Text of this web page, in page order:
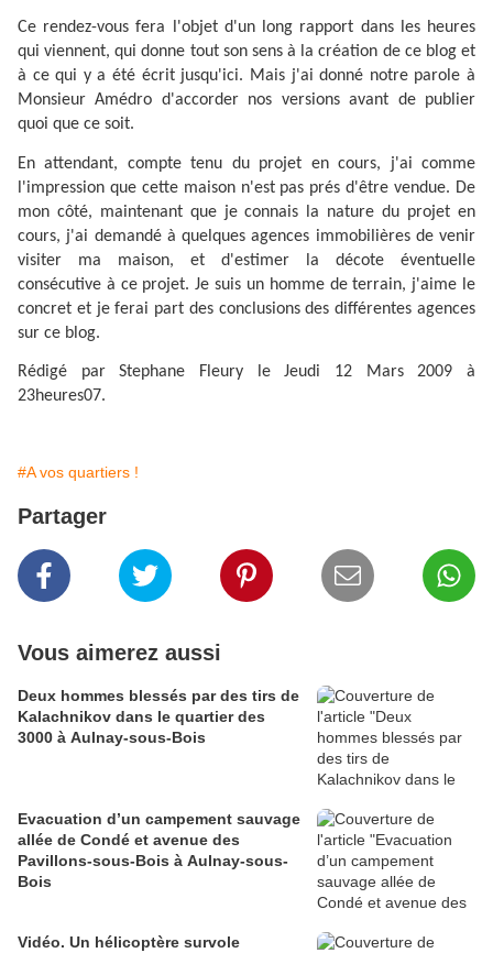
Ce rendez-vous fera l'objet d'un long rapport dans les heures
qui viennent, qui donne tout son sens à la création de ce blog et
à ce qui y a été écrit jusqu'ici. Mais j'ai donné notre parole à
Monsieur Amédro d'accorder nos versions avant de publier
quoi que ce soit.
En attendant, compte tenu du projet en cours, j'ai comme
l'impression que cette maison n'est pas prés d'être vendue. De
mon côté, maintenant que je connais la nature du projet en
cours, j'ai demandé à quelques agences immobilières de venir
visiter ma maison, et d'estimer la décote éventuelle
consécutive à ce projet. Je suis un homme de terrain, j'aime le
concret et je ferai part des conclusions des différentes agences
sur ce blog.
Rédigé par Stephane Fleury le Jeudi 12 Mars 2009 à
23heures07.
#A vos quartiers !
Partager
Vous aimerez aussi
Deux hommes blessés par des tirs de
Kalachnikov dans le quartier des
3000 à Aulnay-sous-Bois
Evacuation d’un campement sauvage
allée de Condé et avenue des
Pavillons-sous-Bois à Aulnay-sous-
Bois
Vidéo. Un hélicoptère survole